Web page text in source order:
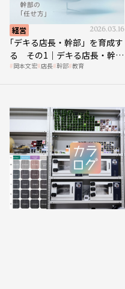
経営 2026.03.16
｢デキる店長・幹部」を育成す
る その1｜デキる店長・幹部
の「任せ方」
岡本文宏 店長 幹部 教育